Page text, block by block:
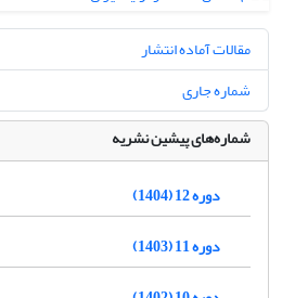
مقالات آماده انتشار
شماره جاری
شماره‌های پیشین نشریه
دوره 12 (1404)
دوره 11 (1403)